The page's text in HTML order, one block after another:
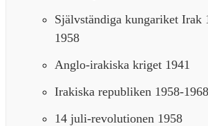
Självständiga kungariket Irak
1958
Anglo-irakiska kriget 1941
Irakiska republiken 1958-1968
14 juli-revolutionen 1958